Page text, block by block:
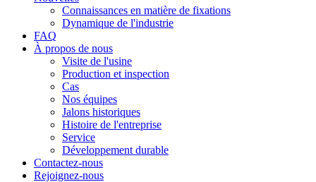
Connaissances en matière de fixations
Dynamique de l'industrie
FAQ
À propos de nous
Visite de l'usine
Production et inspection
Cas
Nos équipes
Jalons historiques
Histoire de l'entreprise
Service
Développement durable
Contactez-nous
Rejoignez-nous